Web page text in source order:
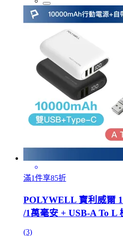
滿1件享85折
POLYWELL 寶利威爾
/1萬毫安 + USB-A To L
(3)